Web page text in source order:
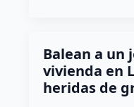
Balean a un
vivienda en
heridas de